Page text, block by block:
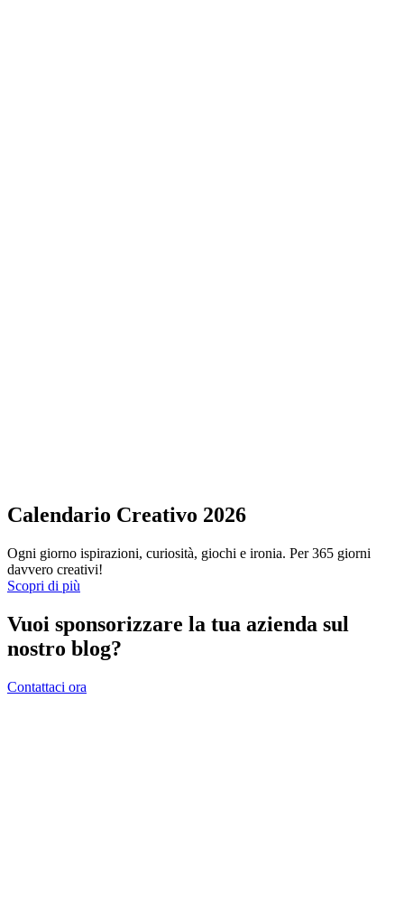
Calendario Creativo 2026
Ogni giorno ispirazioni, curiosità, giochi e ironia. Per 365 giorni
davvero creativi!
Scopri di più
Vuoi sponsorizzare la tua azienda sul
nostro blog?
Contattaci ora